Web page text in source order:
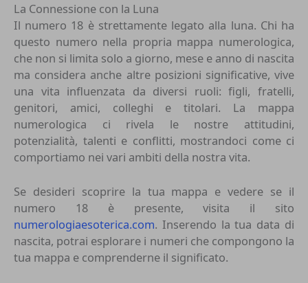
La Connessione con la Luna
Il numero 18 è strettamente legato alla luna. Chi ha
questo numero nella propria mappa numerologica,
che non si limita solo a giorno, mese e anno di nascita
ma considera anche altre posizioni significative, vive
una vita influenzata da diversi ruoli: figli, fratelli,
genitori, amici, colleghi e titolari. La mappa
numerologica ci rivela le nostre attitudini,
potenzialità, talenti e conflitti, mostrandoci come ci
comportiamo nei vari ambiti della nostra vita.
Se desideri scoprire la tua mappa e vedere se il
numero 18 è presente, visita il sito
numerologiaesoterica.com. Inserendo la tua data di
nascita, potrai esplorare i numeri che compongono la
tua mappa e comprenderne il significato.